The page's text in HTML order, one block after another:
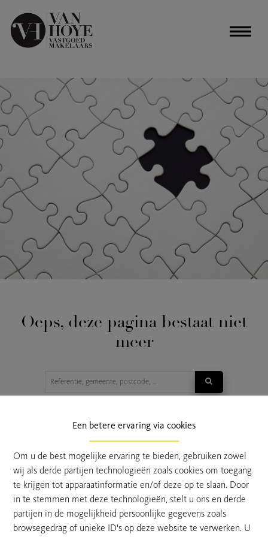
Een betere ervaring via cookies
Om u de best mogelijke ervaring te bieden, gebruiken zowel
wij als derde partijen technologieën zoals cookies om toegang
te krijgen tot apparaatinformatie en/of deze op te slaan. Door
in te stemmen met deze technologieën, stelt u ons en derde
partijen in de mogelijkheid persoonlijke gegevens zoals
browsegedrag of unieke ID's op deze website te verwerken. U
Oeps, deze pagina bestaat niet
meer